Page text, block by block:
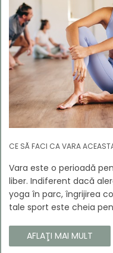
CE SĂ FACI CA VARA
Vara este o perioadă
liber. Indiferent dacă
yoga în parc, îngrijirea
tale sport este cheia
cum să vă îngrijiți
să își păstreze
AFLAŢI MAI MULT